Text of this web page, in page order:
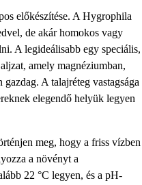
előkészítése. A Hygrophila
de akár homokos vagy
A legideálisabb egy speciális,
amely magnéziumban,
A talajréteg vastagsága
elegendő helyük legyen
meg, hogy a friss vízben
a növényt a
22 °C legyen, és a pH-